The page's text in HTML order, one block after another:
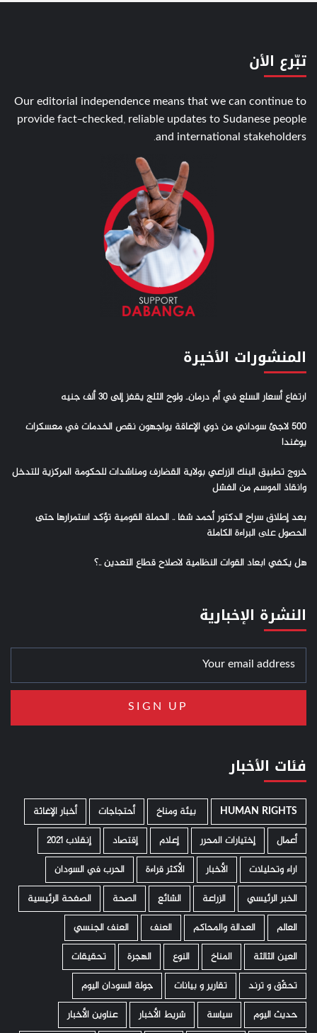
تبّرع الأن
Our editorial independence means that we can continue to
provide fact-checked, reliable updates to Sudanese people
and international stakeholders.
المنشورات الأخيرة
ارتفاع أسعار السلع في أم درمان.. ولوح الثلج يقفز إلى 30 ألف جنيه
500 لاجئ سوداني من ذوي الإعاقة يواجهون نقص الخدمات في معسكرات
يوغندا
خروج تطبيق البنك الزراعي بولاية القضارف ومناشدات للحكومة المركزية للتدخل
وانقاذ الموسم من الفشل
بعد إطلاق سراح الدكتور أحمد شفا .. الحملة القومية تؤكد استمرارها حتى
الحصول على البراءة الكاملة
هل يكفي ابعاد القوات النظامية لاصلاح قطاع التعدين ..؟
النشرة الإخبارية
فئات الأخبار
HUMAN RIGHTS ­ بيئة ومناخ أحتجاجات
أخبار الإغاثة
أعمال
إختيارات المحرر إعلام إقتصاد
إنقلاب 2021
اراء وتحليلات
الأخبار الأكثر قراءة
الحرب في السودان
الخبر الرئيسي
الزراعة الشائع الصحة
الصفحة الرئيسية
العالم
العدالة والمحاكم العنف
العنف الجنسي
العين الثالثة
المناخ النوع الهجرة
تحقيقات
تحقّق و ترند
تقارير و بيانات
جولة السودان اليوم
حديث اليوم
سياسة شريط الأخبار عناوين الأخبار